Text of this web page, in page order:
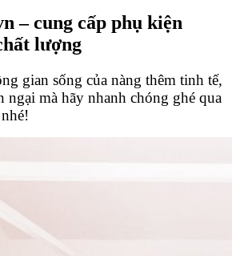
– cung cấp phụ kiện
lượng
gian sống của nàng thêm tinh tế,
ngại mà hãy nhanh chóng ghé qua